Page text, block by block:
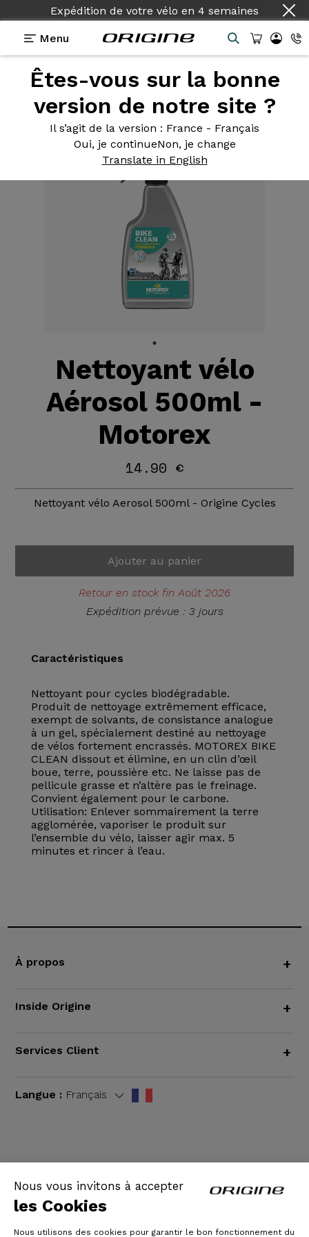
Nous vous invitons à accepter
les Cookies
Nous utilisons des cookies pour garantir le bon fonctionnement du
Expédition de votre vélo en 4 semaines
Menu
Êtes-vous sur la bonne
version de notre site ?
Il s’agit de la version : France - Français
Oui, je continueNon, je change
Translate in English
Equipements>Produits d'entretien >Nettoyant
Nettoyant vélo
Aérosol 500ml -
Motorex
14.90 €
Nettoyant vélo Aerosol 500ml - Origine Cycles
Ajouter au panier
Retour en stock fin Août 2026
Expédition prévue : 3 jours
Caractéristiques
Nettoyant pour cycles biodégradable.
Produit de nettoyage extrêmement efficace,
exempt de solvants, de consistance analogue
à un gel, spécialement destiné au nettoyage
de vélos fortement encrassés. MOTOREX BIKE
CLEAN dissout et élimine, en un clin d’œil
boue, terre, poussière etc. Ne laisse pas de
pellicule grasse et n’altère pas le freinage.
Convient également pour le carbone.
Utilisation: Enlever sommairement la terre
agglomérée, vaporiser le produit sur
l’ensemble du vélo, laisser agir max. 5
minutes et rincer à l’eau.
À propos +
Inside Origine +
Services Client +
Langue : Français